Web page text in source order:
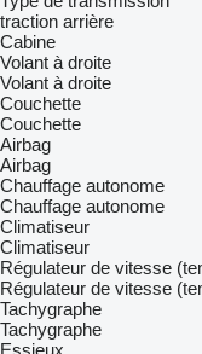
traction arrière
Cabine
Volant à droite
Volant à droite
Couchette
Couchette
Airbag
Airbag
Chauffage autonome
Chauffage autonome
Climatiseur
Climatiseur
Régulateur de vitesse
Régulateur de vitesse
Tachygraphe
Tachygraphe
Essieux